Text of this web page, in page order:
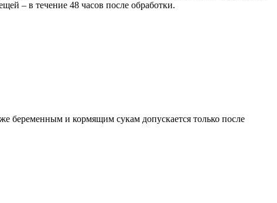
– в течение 48 часов после обработки.
беременным и кормящим сукам допускается только после